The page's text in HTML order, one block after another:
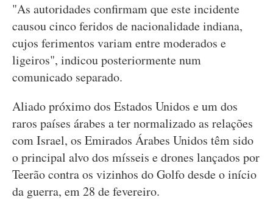
"As autoridades confirmam que este incidente
causou cinco feridos de nacionalidade indiana,
cujos ferimentos variam entre moderados e
ligeiros", indicou posteriormente num
comunicado separado.
Aliado próximo dos Estados Unidos e um dos
raros países árabes a ter normalizado as relações
com Israel, os Emirados Árabes Unidos têm sido
o principal alvo dos mísseis e drones lançados por
Teerão contra os vizinhos do Golfo desde o início
da guerra, em 28 de fevereiro.